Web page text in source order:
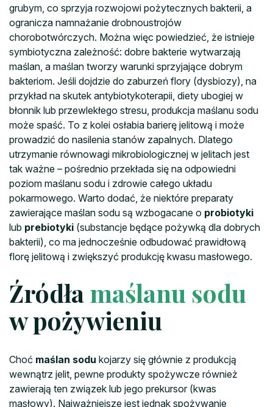
grubym, co sprzyja rozwojowi pożytecznych bakterii, a
ogranicza namnażanie drobnoustrojów
chorobotwórczych. Można więc powiedzieć, że istnieje
symbiotyczna zależność: dobre bakterie wytwarzają
maślan, a maślan tworzy warunki sprzyjające dobrym
bakteriom. Jeśli dojdzie do zaburzeń flory (dysbiozy), na
przykład na skutek antybiotykoterapii, diety ubogiej w
błonnik lub przewlekłego stresu, produkcja maślanu sodu
może spaść. To z kolei osłabia barierę jelitową i może
prowadzić do nasilenia stanów zapalnych. Dlatego
utrzymanie równowagi mikrobiologicznej w jelitach jest
tak ważne – pośrednio przekłada się na odpowiedni
poziom maślanu sodu i zdrowie całego układu
pokarmowego. Warto dodać, że niektóre preparaty
zawierające maślan sodu są wzbogacane o probiotyki
lub prebiotyki (substancje będące pożywką dla dobrych
bakterii), co ma jednocześnie odbudować prawidłową
florę jelitową i zwiększyć produkcję kwasu masłowego.
Źródłamaślanu sodu
w pożywieniu
Choć maślan sodu kojarzy się głównie z produkcją
wewnątrz jelit, pewne produkty spożywcze również
zawierają ten związek lub jego prekursor (kwas
masłowy). Najważniejsze jest jednak spożywanie